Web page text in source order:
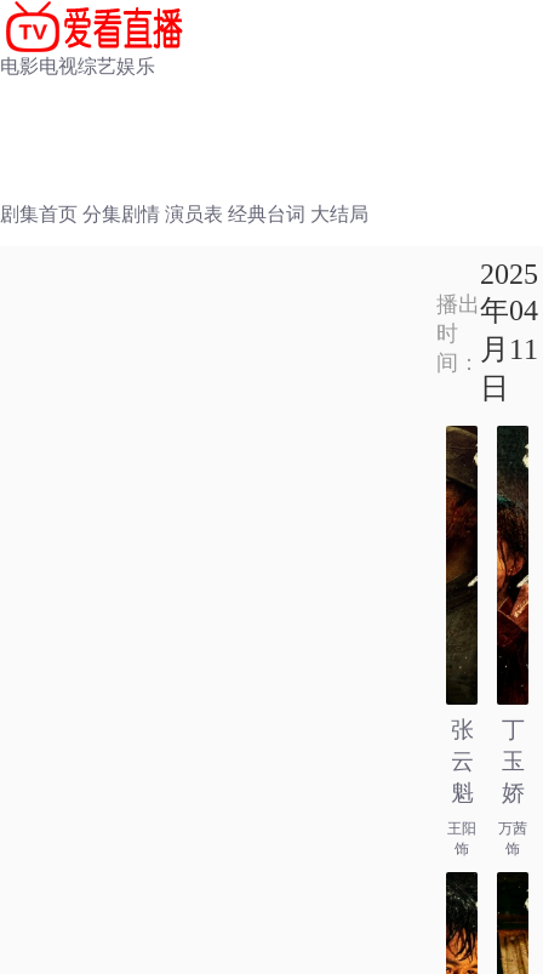
电影电视综艺娱乐
剧集首页 分集剧情 演员表 经典台词 大结局
播出
时
间：
2025
年04
月11
日
张
云
魁
王阳
饰
丁
玉
娇
万茜
饰